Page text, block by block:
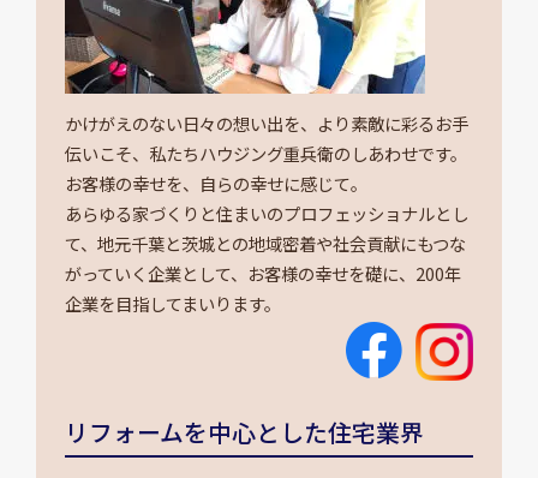
かけがえのない日々の想い出を、より素敵に彩るお手
伝いこそ、私たちハウジング重兵衛のしあわせです。
お客様の幸せを、自らの幸せに感じて。
あらゆる家づくりと住まいのプロフェッショナルとし
て、地元千葉と茨城との地域密着や社会貢献にもつな
がっていく企業として、お客様の幸せを礎に、200年
企業を目指してまいります。
リフォームを中心とした住宅業界